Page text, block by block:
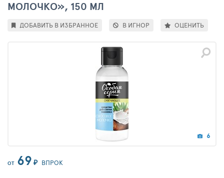
МОЛОЧКО», 150 МЛ
6
ОТ 69 ₽ ВПРОК
ДОБАВИТЬ В ИЗБРАННОЕ В ИГНОР ОЦЕНИТЬ